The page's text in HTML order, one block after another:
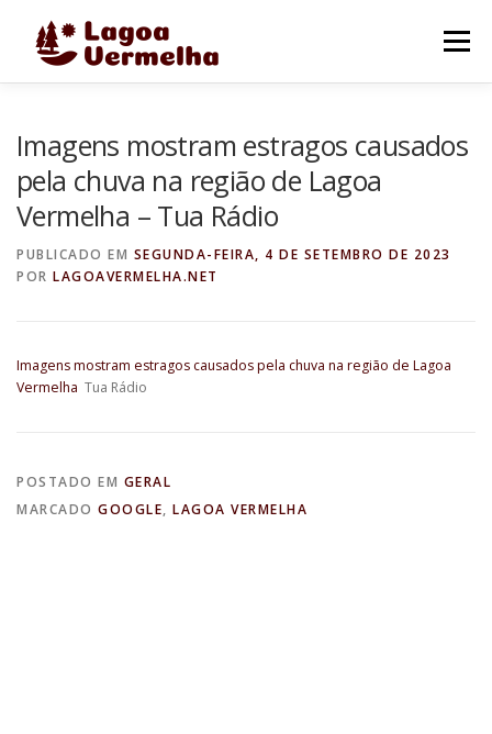
Menu
FALE CONOSCO
Imagens mostram estragos causados
pela chuva na região de Lagoa
Vermelha – Tua Rádio
PUBLICADO EM SEGUNDA-FEIRA, 4 DE SETEMBRO DE 2023
POR LAGOAVERMELHA.NET
Imagens mostram estragos causados pela chuva na região de Lagoa
Vermelha Tua Rádio
POSTADO EM GERAL
MARCADO GOOGLE, LAGOA VERMELHA